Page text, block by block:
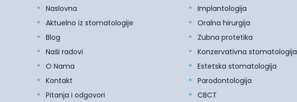
Naslovna
Aktuelno iz stomatologije
Blog
Naši radovi
O Nama
Kontakt
Pitanja i odgovori
Implantologija
Oralna hirurgija
Zubna protetika
Konzervativna stomatologija
Estetska stomatologija
Parodontologija
CBCT